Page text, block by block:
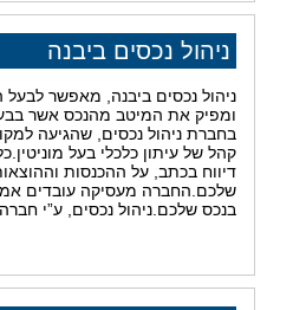
ניהול נכסים ביבנה
ניהול נכסים ביבנה, מאפשר
ומפיק את המיטב מהנכס אשר
בחברת ניהול נכסים, שהגיעה
דיווח בכתב, על ההכנסות
שלכם.החברה מעסיקה עובדים
בנכס שלכם.ניהול נכסים, ע”י